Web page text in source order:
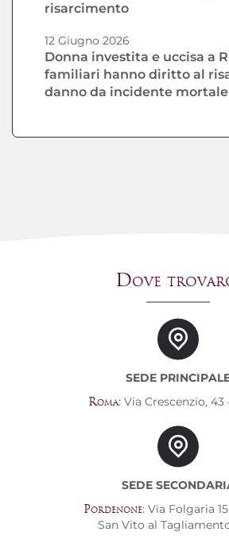
risarcimento
Donna investita e uccisa a
familiari hanno diritto al
danno da incidente mortale
12 Giugno 2026
Dove
SEDE
Roma: Via Crescenzio, 43
SEDE
Pordenone: Via Folgaria
San Vito al